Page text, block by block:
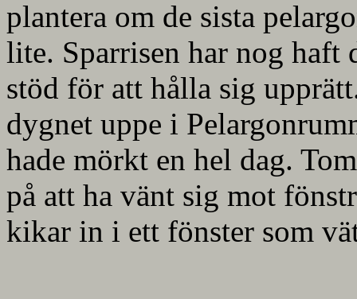
plantera om de sista
lite. Sparrisen har nog
stöd för att hålla sig
dygnet uppe i
hade mörkt en hel dag.
på att ha vänt sig mot
kikar in i ett fönster som